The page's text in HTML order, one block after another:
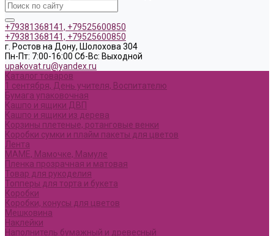
+79381368141, +79525600850
+79381368141, +79525600850
г. Ростов на Дону, Шолохова 304
Пн-Пт: 7:00-16:00 Cб-Вс: Выходной
upakovat.ru@yandex.ru
Каталог товаров
1 сентября, День учителя, Воспитателю
Бумага упаковочная
Кашпо и ящики ДВП
Кашпо и ящики из дерева
Корзины плетеные, ротанговые венки
Коробки сумки и плайм пакеты для цветов
Лента
МАМЕ, Мамочке, Мамуле
Пленка прозрачная и матовая
Товар для рукоделия
Топперы для торта и букета
Коробки
Коробки, конусы для цветов
Мешковина
Наклейки
Наполнитель бумажный и древесный